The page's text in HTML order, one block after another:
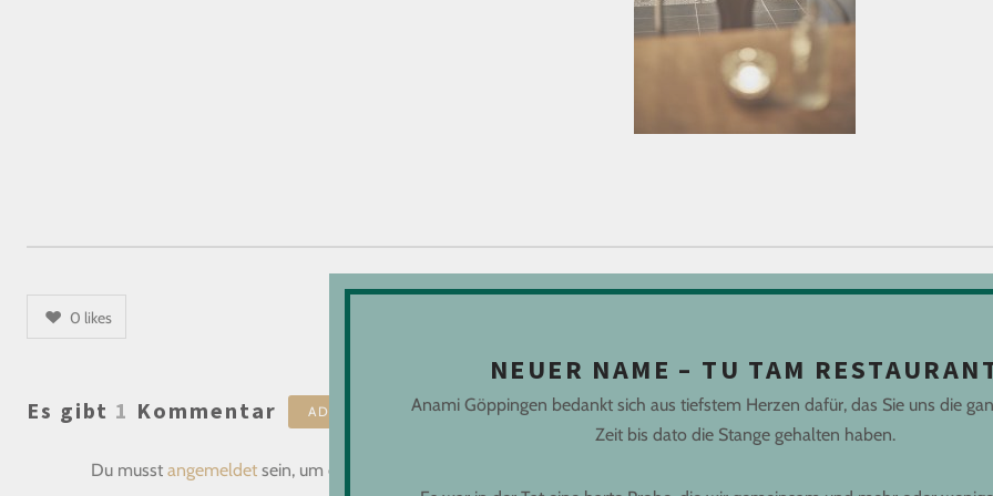
0 likes
Es gibt 1 Kommentar ADD YOURS
Du musst angemeldet sein, um einen Kommentar abzugeben.
NEUER NAME – TU TAM
Anami Göppingen bedankt sich aus tiefstem Herzen dafür, das Sie uns die
Zeit bis dato die Stange gehalten haben.